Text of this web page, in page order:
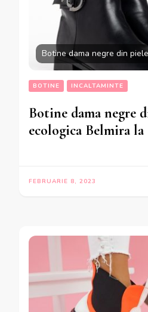
Botine dama negre din
BOTINE INCALTAMINTE
Botine dama negre
ecologica Belmira la
FEBRUARIE 8, 2023